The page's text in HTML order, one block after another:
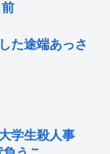
た途端あっさ
学生殺人事